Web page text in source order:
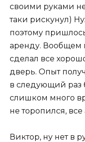
своими руками
таки рискунул)
поэтому
аренду. Вообщем
сделал все
дверь. Опыт
в следующий раз
слишком много
не торопился,
Виктор, ну нет в